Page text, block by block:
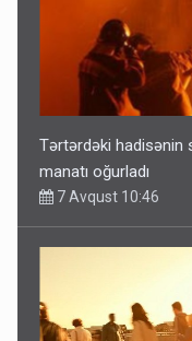
Tərtərdəki hadisənin
manatı oğurladı
7 Avqust 10:46